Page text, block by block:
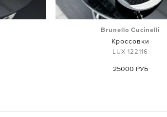
Brunello Cucinelli
Кроссовки
LUX-122116
25000 РУБ